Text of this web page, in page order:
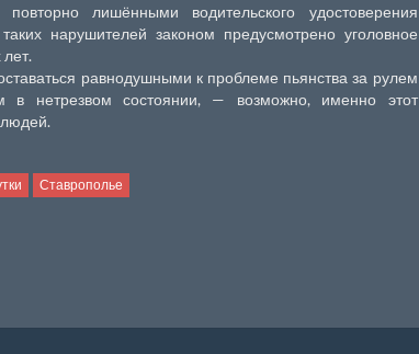
лишёнными водительского удостоверения
нарушителей законом предусмотрено уголовное
равнодушными к проблеме пьянства за рулем
нетрезвом состоянии, — возможно, именно этот
Ставрополье